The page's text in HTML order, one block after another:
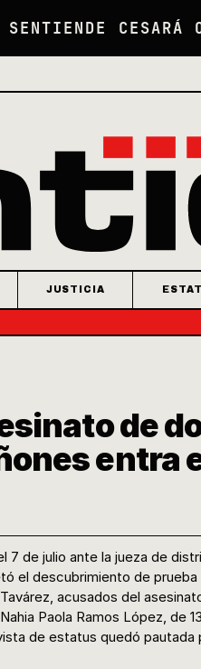
CESARÁ
JUSTICIA
de
entra
7 de julio ante la jueza de
el descubrimiento de
acusados del
Paola Ramos López, de
de estatus quedó pautada